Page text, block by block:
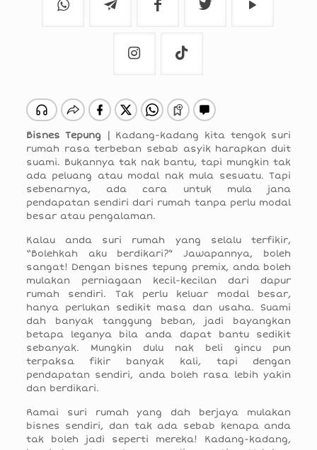
Bisnes Tepung
| Kadang-kadang kita tengok suri
rumah rasa terbeban sebab asyik harapkan duit
suami. Bukannya tak nak bantu, tapi mungkin tak
ada peluang atau modal nak mula sesuatu. Tapi
sebenarnya, ada cara untuk mula jana
pendapatan sendiri dari rumah tanpa perlu modal
besar atau pengalaman.
Kalau anda suri rumah yang selalu terfikir,
“Bolehkah aku berdikari?” Jawapannya, boleh
sangat! Dengan bisnes tepung premix, anda boleh
mulakan perniagaan kecil-kecilan dari dapur
rumah sendiri. Tak perlu keluar modal besar,
hanya perlukan sedikit masa dan usaha. Suami
dah banyak tanggung beban, jadi bayangkan
betapa leganya bila anda dapat bantu sedikit
sebanyak. Mungkin dulu nak beli gincu pun
terpaksa fikir banyak kali, tapi dengan
pendapatan sendiri, anda boleh rasa lebih yakin
dan berdikari.
Ramai suri rumah yang dah berjaya mulakan
bisnes sendiri, dan tak ada sebab kenapa anda
tak boleh jadi seperti mereka! Kadang-kadang,